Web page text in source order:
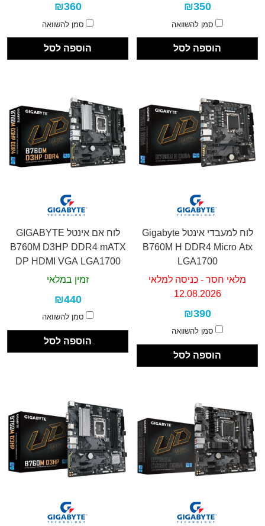
₪350
סמן להשוואה
הוספה לסל
₪360
סמן להשוואה
הוספה לסל
לוח למעבדי אינטל Gigabyte
B760M H DDR4 Micro Atx
LGA1700
מלאי חסר - כניסה למלאי
12.08.2026
₪390
סמן להשוואה
הוספה לסל
לוח אם אינטל GIGABYTE
B760M D3HP DDR4 mATX
DP HDMI VGA LGA1700
זמין במלאי
₪440
סמן להשוואה
הוספה לסל